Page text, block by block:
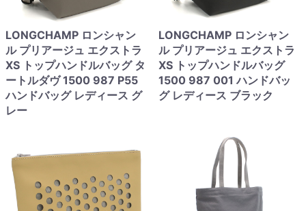
LONGCHAMP ロンシャン
ル プリアージュ エクストラ
XS トップハンドルバッグ タ
ートルダヴ 1500 987 P55
ハンドバッグ レディース グ
レー
LONGCHAMP ロンシャン
ル プリアージュ エクストラ
XS トップハンドルバッグ
1500 987 001 ハンドバッ
グ レディース ブラック